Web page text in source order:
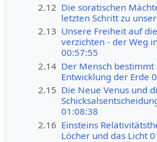
2.12 Die soratischen
letzten Schritt zu
2.13 Unsere Freiheit auf
verzichten - der Weg
00:57:55
2.14 Der Mensch
Entwicklung der Erde
2.15 Die Neue Venus und
01:08:38
2.16 Einsteins
Löcher und das Licht